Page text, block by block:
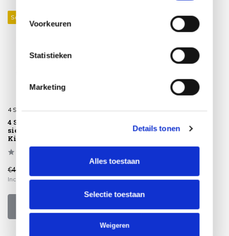
Voorkeuren
Statistieken
Marketing
Details tonen
Alles toestaan
Selectie toestaan
Weigeren
Sale 16%
4 Seasons Outdoor
4 Seasons Outdoor
sierkussen 30x60 cm
Kitsilano groen
€43,95
Incl. btw